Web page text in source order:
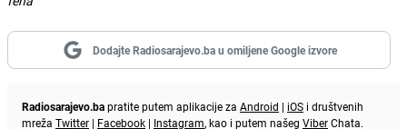
Dodajte Radiosarajevo.ba u omiljene Google izvore
Radiosarajevo.bapratite putem aplikacije za Android | iOS i društvenih
mreža Twitter | Facebook | Instagram, kao i putem našeg ViberChata.